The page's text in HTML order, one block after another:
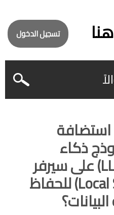
تسجيل الدخول
ذكاء
اصطناعي (LLM) على سيرفر
محلي (Local Server) للحفاظ